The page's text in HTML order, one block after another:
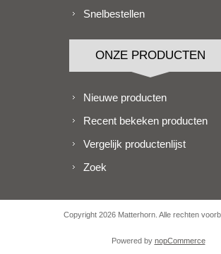
Snelbestellen
ONZE PRODUCTEN
Nieuwe producten
Recent bekeken producten
Vergelijk productenlijst
Zoek
Copyright 2026 Matterhorn. Alle rechten
Powered by nopCommerce